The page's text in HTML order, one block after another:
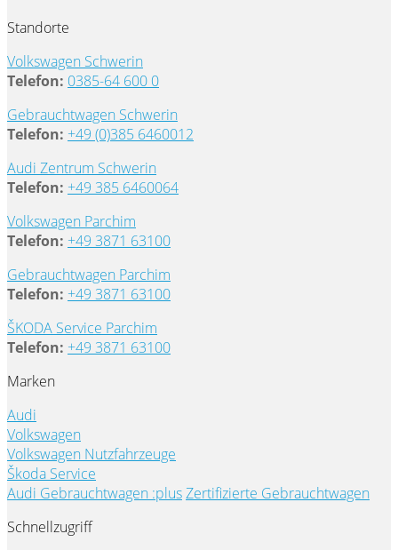
Standorte
Volkswagen Schwerin
Telefon: 0385-64 600 0
Gebrauchtwagen Schwerin
Telefon: +49 (0)385 6460012
Audi Zentrum Schwerin
Telefon: +49 385 6460064
Volkswagen Parchim
Telefon: +49 3871 63100
Gebrauchtwagen Parchim
Telefon: +49 3871 63100
ŠKODA Service Parchim
Telefon: +49 3871 63100
Marken
Audi
Volkswagen
Volkswagen Nutzfahrzeuge
Škoda Service
Audi Gebrauchtwagen :plusZertifizierte Gebrauchtwagen
Schnellzugriff